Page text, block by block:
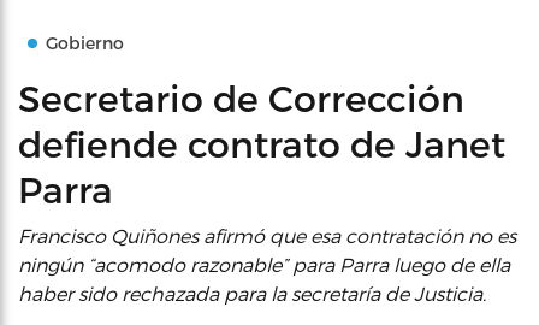
Gobierno
Secretario de Corrección
defiende contrato de Janet
Parra
Francisco Quiñones afirmó que esa contratación no es
ningún “acomodo razonable” para Parra luego de ella
haber sido rechazada para la secretaría de Justicia.